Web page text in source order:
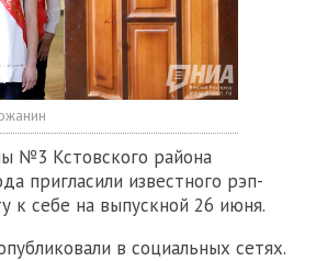
№3 Кстовского района
пригласили известного рэп-
к себе на выпускной 26 июня.
в социальных сетях.